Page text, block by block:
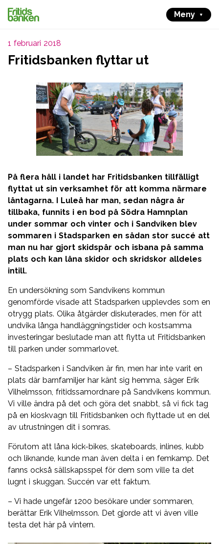
Meny
1 februari 2018
Fritidsbanken flyttar ut
På flera håll i landet har Fritidsbanken tillfälligt
flyttat ut sin verksamhet för att komma närmare
låntagarna. I Luleå har man, sedan några år
tillbaka, funnits i en bod på Södra Hamnplan
under sommar och vinter och i Sandviken blev
sommaren i Stadsparken en sådan stor succé att
man nu har gjort skidspår och isbana på samma
plats och kan låna skidor och skridskor alldeles
intill.
En undersökning som Sandvikens kommun
genomförde visade att Stadsparken upplevdes som en
otrygg plats. Olika åtgärder diskuterades, men för att
undvika långa handläggningstider och kostsamma
investeringar beslutade man att flytta ut Fritidsbanken
till parken under sommarlovet.
– Stadsparken i Sandviken är fin, men har inte varit en
plats där barnfamiljer har känt sig hemma, säger Erik
Vilhelmsson, fritidssamordnare på Sandvikens kommun.
Vi ville ändra på det och göra det snabbt, så vi fick tag
på en kioskvagn till Fritidsbanken och flyttade ut en del
av utrustningen dit i somras.
Förutom att låna kick-bikes, skateboards, inlines, kubb
och liknande, kunde man även delta i en femkamp. Det
fanns också sällskapsspel för dem som ville ta det
lugnt i skuggan. Succén var ett faktum.
– Vi hade ungefär 1200 besökare under sommaren,
berättar Erik Vilhelmsson. Det gjorde att vi även ville
testa det här på vintern.